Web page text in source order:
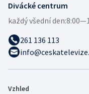
Divácké centrum
každý všední den:
261 136 113
Vzhled